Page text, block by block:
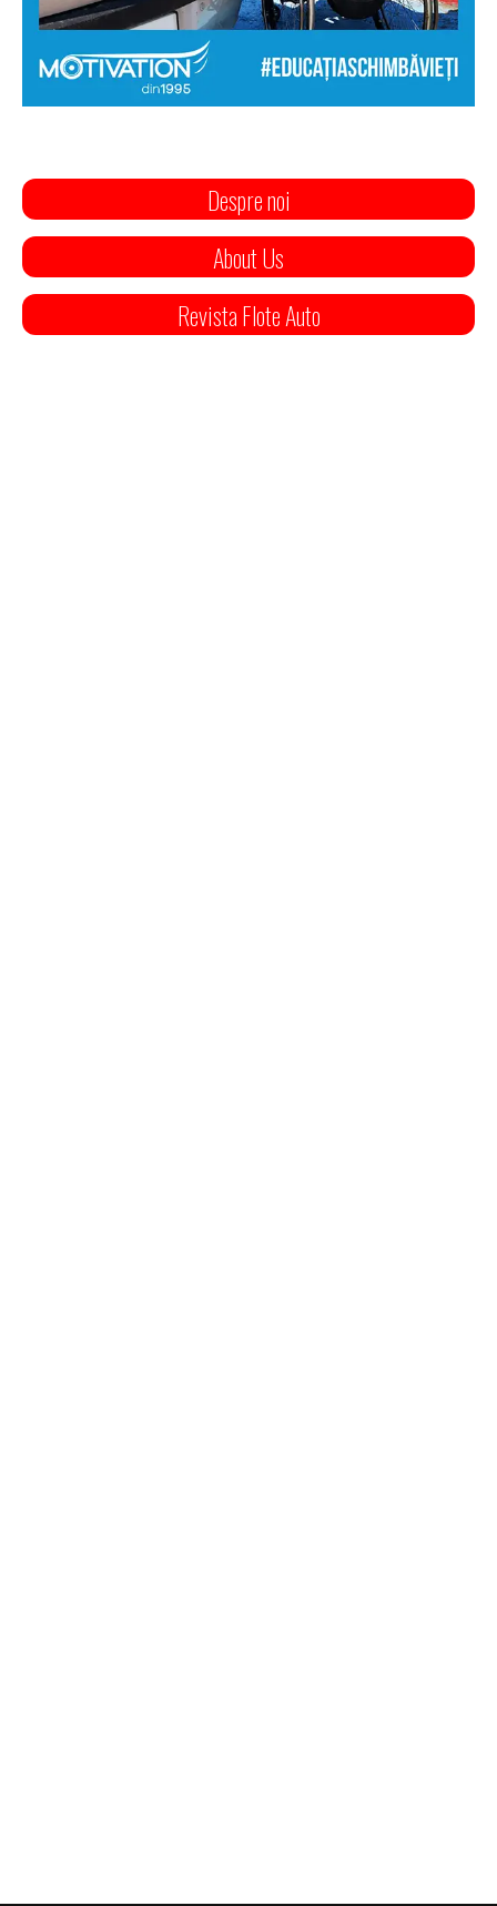
Despre noi
About Us
Revista Flote Auto